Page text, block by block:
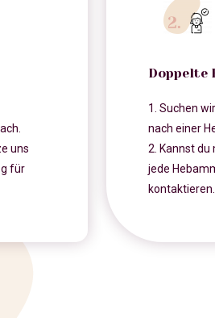
uns
für
Doppelte
1. Suchen
nach einer
2. Kannst du
jede
kontaktieren.